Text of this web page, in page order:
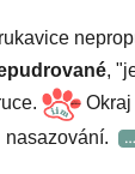
,
Okraj
nasazování.